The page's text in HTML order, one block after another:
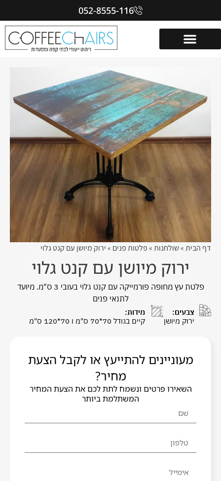
052-8555-116
דף הבית»שולחנות»פלטות פנים »ירוק מיושן עם קנט גלוי
ירוק מיושן עם קנט גלוי
פלטת עץ מחופה פורמייקה עם קנט גלוי בעובי 3 ס"מ. מיועד
לתנאי פנים
צבעים:
ירוק מיושן
מידות:
קיים בגודל 70*70 ס"מ ו 70*120 ס"מ
מעוניינים להתייעץ או לקבל הצעת
מחיר?
השאירו פרטים ונשמח לתת לכם את הצעת המחיר
המשתלמת ביותר